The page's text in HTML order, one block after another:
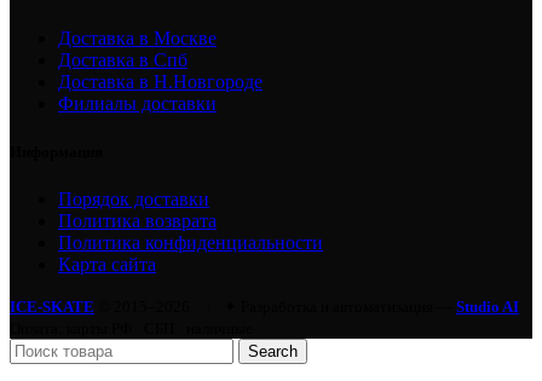
Доставка в Москве
Доставка в Спб
Доставка в Н.Новгороде
Филиалы доставки
Порядок доставки
Политика возврата
Политика конфиденциальности
Карта сайта
ICE-SKATE
Studio AI
Search